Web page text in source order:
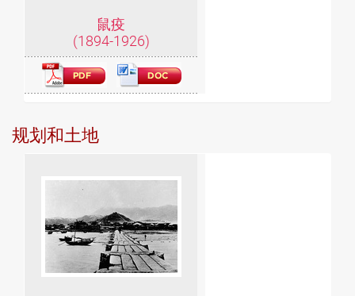
鼠疫
(1894-1926)
规划和土地